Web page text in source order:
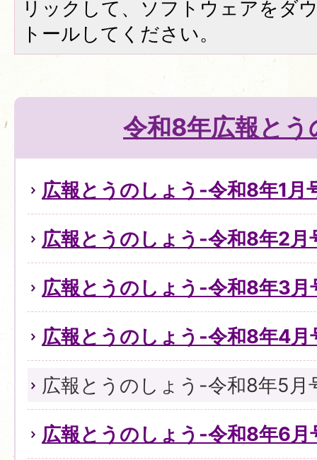
リックして、ソフトウェアをダ
トールしてください。
令和8年広報とう
広報とうのしょう-令和8年1月
広報とうのしょう-令和8年2
広報とうのしょう-令和8年3
広報とうのしょう-令和8年4
広報とうのしょう-令和8年5月
広報とうのしょう-令和8年6